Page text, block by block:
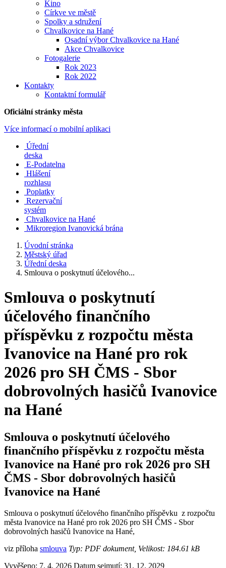
Kino
Církve ve městě
Spolky a sdružení
Chvalkovice na Hané
Osadní výbor Chvalkovice na Hané
Akce Chvalkovice
Fotogalerie
Rok 2023
Rok 2022
Kontakty
Kontaktní formulář
Oficiální stránky města
Více informací o mobilní aplikaci
Úřední
deska
E-Podatelna
Hlášení
rozhlasu
Poplatky
Rezervační
systém
Chvalkovice na Hané
Mikroregion Ivanovická brána
Úvodní stránka
Městský úřad
Úřední deska
Smlouva o poskytnutí účelového...
Smlouva o poskytnutí
účelového finančního
příspěvku z rozpočtu města
Ivanovice na Hané pro rok
2026 pro SH ČMS - Sbor
dobrovolných hasičů Ivanovice
na Hané
Smlouva o poskytnutí účelového
finančního příspěvku z rozpočtu města
Ivanovice na Hané pro rok 2026 pro SH
ČMS - Sbor dobrovolných hasičů
Ivanovice na Hané
Smlouva o poskytnutí účelového finančního příspěvku z rozpočtu
města Ivanovice na Hané pro rok 2026 pro SH ČMS - Sbor
dobrovolných hasičů Ivanovice na Hané,
viz příloha smlouva Typ: PDF dokument, Velikost: 184.61 kB
Vyvěšeno: 7. 4. 2026 Datum sejmutí: 31. 12. 2029